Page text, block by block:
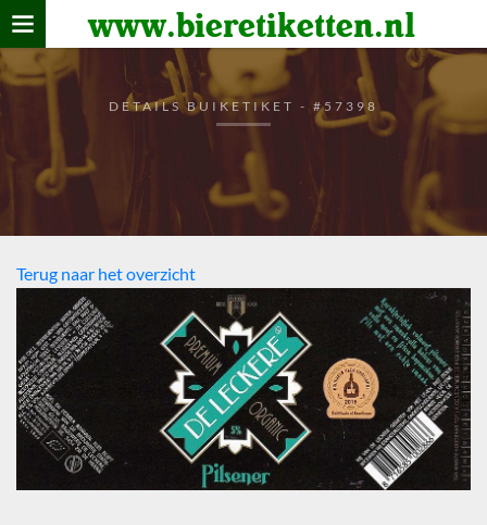
www.bieretiketten.nl
Home
verzamelen
De bierkaart
Bezoekers
DETAILS BUIKETIKET - #57398
Terug naar het overzicht